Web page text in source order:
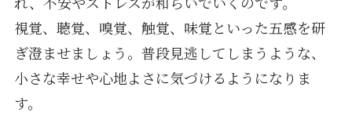
視覚、聴覚、嗅覚、触覚、味覚といった五感を研
ぎ澄ませましょう。普段見逃してしまうような、
小さな幸せや心地よさに気づけるようになりま
す。